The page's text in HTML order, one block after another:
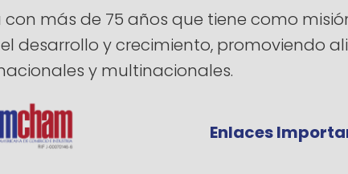
más de 75 años que tiene como
desarrollo y crecimiento, promoviendo
y multinacionales.
Enlaces